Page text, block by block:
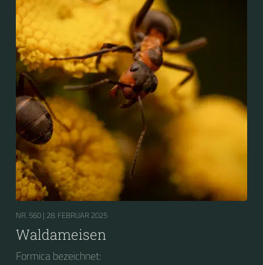
NR. 560 | 28. FEBRUAR 2025
Waldameisen
Formica bezeichnet: